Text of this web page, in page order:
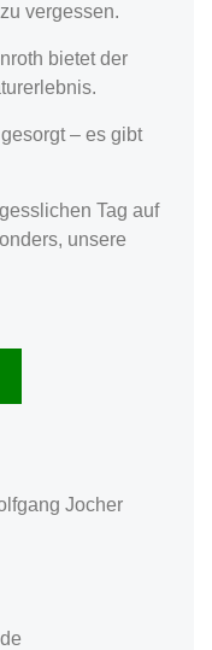
vergessen.
bietet der
– es gibt
Tag auf
unsere
Jocher